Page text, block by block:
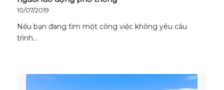
10/07/2019
Nếu bạn đang tìm một công việc không yêu cầu
trình…